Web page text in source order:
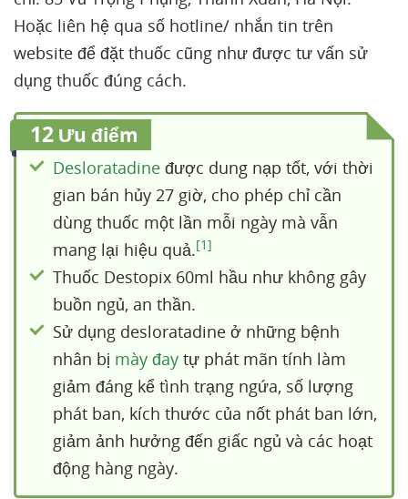
Hoặc liên hệ qua số hotline/ nhắn tin trên
website để đặt thuốc cũng như được tư vấn sử
dụng thuốc đúng cách.
12 Ưu điểm
Desloratadine được dung nạp tốt, với thời
gian bán hủy 27 giờ, cho phép chỉ cần
dùng thuốc một lần mỗi ngày mà vẫn
mang lại hiệu quả.[1]
Thuốc Destopix 60ml hầu như không gây
buồn ngủ, an thần.
Sử dụng desloratadine ở những bệnh
nhân bị mày đay tự phát mãn tính làm
giảm đáng kể tình trạng ngứa, số lượng
phát ban, kích thước của nốt phát ban lớn,
giảm ảnh hưởng đến giấc ngủ và các hoạt
động hàng ngày.